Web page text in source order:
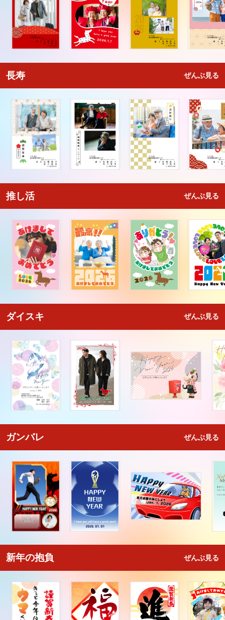
長寿 ぜんぶ見る
推し活 ぜんぶ見る
ダイスキ ぜんぶ見る
ガンバレ ぜんぶ見る
新年の抱負 ぜんぶ見る